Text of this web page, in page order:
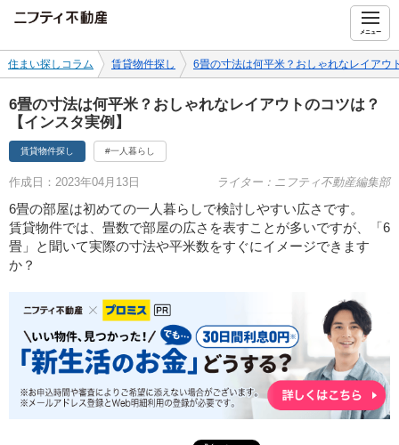
メニュー
住まい探しコラム 賃貸物件探し 6畳の寸法は何平米？おしゃれなレイアウ
6畳の寸法は何平米？おしゃれなレイアウトのコツは？
【インスタ実例】
賃貸物件探し #一人暮らし
作成日：2023年04月13日 ライター：ニフティ不動産編集部
6畳の部屋は初めての一人暮らしで検討しやすい広さです。
賃貸物件では、畳数で部屋の広さを表すことが多いですが、「6
畳」と聞いて実際の寸法や平米数をすぐにイメージできます
か？